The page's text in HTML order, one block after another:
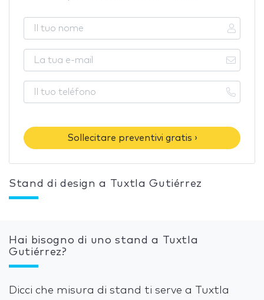
Sollecitare preventivi gratis ›
Stand di design a Tuxtla Gutiérrez
Hai bisogno di uno stand a Tuxtla
Gutiérrez?
Dicci che misura di stand ti serve a Tuxtla